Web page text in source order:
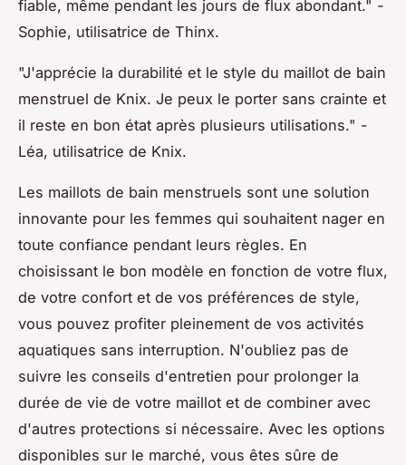
fiable, même pendant les jours de flux abondant." -
Sophie, utilisatrice de Thinx.
"J'apprécie la durabilité et le style du maillot de bain
menstruel de Knix. Je peux le porter sans crainte et
il reste en bon état après plusieurs utilisations." -
Léa, utilisatrice de Knix.
Les maillots de bain menstruels sont une solution
innovante pour les femmes qui souhaitent nager en
toute confiance pendant leurs règles. En
choisissant le bon modèle en fonction de votre flux,
de votre confort et de vos préférences de style,
vous pouvez profiter pleinement de vos activités
aquatiques sans interruption. N'oubliez pas de
suivre les conseils d'entretien pour prolonger la
durée de vie de votre maillot et de combiner avec
d'autres protections si nécessaire. Avec les options
disponibles sur le marché, vous êtes sûre de